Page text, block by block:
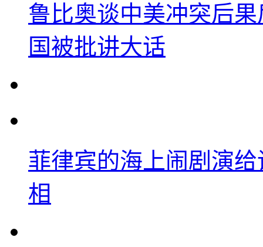
鲁比奥谈中美冲突后
国被批讲大话
菲律宾的海上闹剧演
相